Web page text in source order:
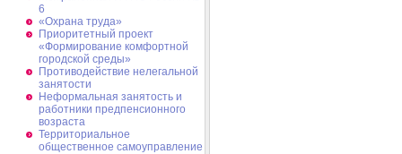
6
«Охрана труда»
Приоритетный проект
«Формирование комфортной
городской среды»
Противодействие нелегальной
занятости
Неформальная занятость и
работники предпенсионного
возраста
Территориальное
общественное самоуправление